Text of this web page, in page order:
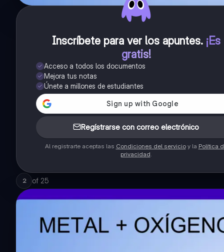
Inscríbete para ver los apuntes. ¡Es
gratis!
Acceso a todos los documentos
Mejora tus notas
Únete a millones de estudiantes
Regístrarse con correo electrónico
Al registrarte aceptas las Condiciones del servicioy la Política
privacidad.
2 of 25